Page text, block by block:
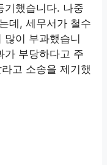
기했습니다. 나중
데, 세무서가 철수
많이 부과했습니
가 부당하다고 주
고 소송을 제기했